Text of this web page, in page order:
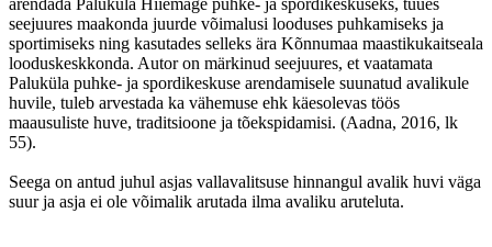
seejuures maakonda juurde võimalusi looduses puhkamiseks ja
sportimiseks ning kasutades selleks ära Kõnnumaa maastikukaitseala
looduskeskkonda. Autor on märkinud seejuures, et vaatamata
Paluküla puhke- ja spordikeskuse arendamisele suunatud avalikule
huvile, tuleb arvestada ka vähemuse ehk käesolevas töös
maausuliste huve, traditsioone ja tõekspidamisi. (Aadna, 2016, lk
55).
Seega on antud juhul asjas vallavalitsuse hinnangul avalik huvi väga
suur ja asja ei ole võimalik arutada ilma avaliku aruteluta.